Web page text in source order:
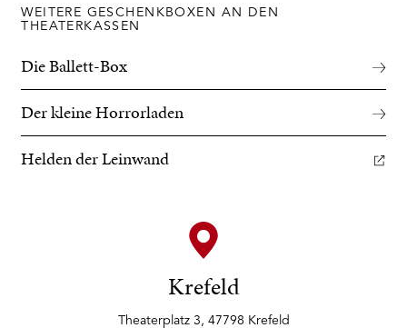
WEITERE GESCHENKBOXEN AN DEN
THEATERKASSEN
Die Ballett-Box
Der kleine Horrorladen
Helden der Leinwand
Krefeld
Theaterplatz 3, 47798 Krefeld